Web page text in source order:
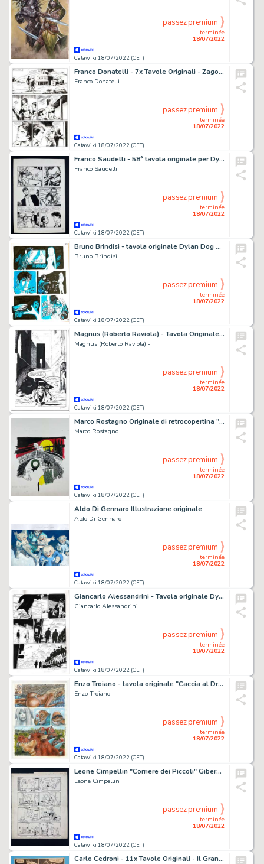
Catawiki 18/07/2022 (CET)
terminée
18/07/2022
passez premium
Franco Donatelli - 7x Tavole Originali - Zagor n. 194 - "Il teschio di fuoco" - (1981)
Franco Donatelli -
Catawiki 18/07/2022 (CET)
terminée
18/07/2022
passez premium
Franco Saudelli - 58° tavola originale per Dylan Dog "Il Cane infernale" - (1998)
Franco Saudelli
Catawiki 18/07/2022 (CET)
terminée
18/07/2022
passez premium
Bruno Brindisi - tavola originale Dylan Dog n.379 - (2018)
Bruno Brindisi
Catawiki 18/07/2022 (CET)
terminée
18/07/2022
passez premium
Magnus (Roberto Raviola) - Tavola Originale - La Compagnia della Forca n. 17 - "I Due Genii Siamesi" - (1978)
Magnus (Roberto Raviola) -
Catawiki 18/07/2022 (CET)
terminée
18/07/2022
passez premium
Marco Rostagno Originale di retrocopertina "Alice" per Horror - (1970)
Marco Rostagno
Catawiki 18/07/2022 (CET)
terminée
18/07/2022
passez premium
Aldo Di Gennaro Illustrazione originale
Aldo Di Gennaro
Catawiki 18/07/2022 (CET)
terminée
18/07/2022
passez premium
Giancarlo Alessandrini - Tavola originale Dylan Dog
Giancarlo Alessandrini
Catawiki 18/07/2022 (CET)
terminée
18/07/2022
passez premium
Enzo Troiano - tavola originale "Caccia al Drago" - (2010)
Enzo Troiano
Catawiki 18/07/2022 (CET)
terminée
18/07/2022
passez premium
Leone Cimpellin "Corriere dei Piccoli" Gibernetta e Giurabbacco - (1959)
Leone Cimpellin
Catawiki 18/07/2022 (CET)
terminée
18/07/2022
passez premium
Carlo Cedroni - 11x Tavole Originali - Il Grande Blek n. 10 - (1970/1974)